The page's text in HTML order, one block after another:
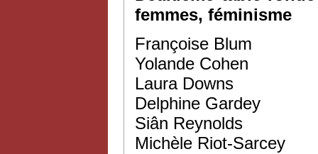
femmes, féminisme
Françoise Blum
Yolande Cohen
Laura Downs
Delphine Gardey
Siân Reynolds
Michèle Riot-Sarcey